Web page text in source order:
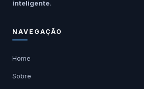
inteligente.
NAVEGAÇÃO
Home
Sobre